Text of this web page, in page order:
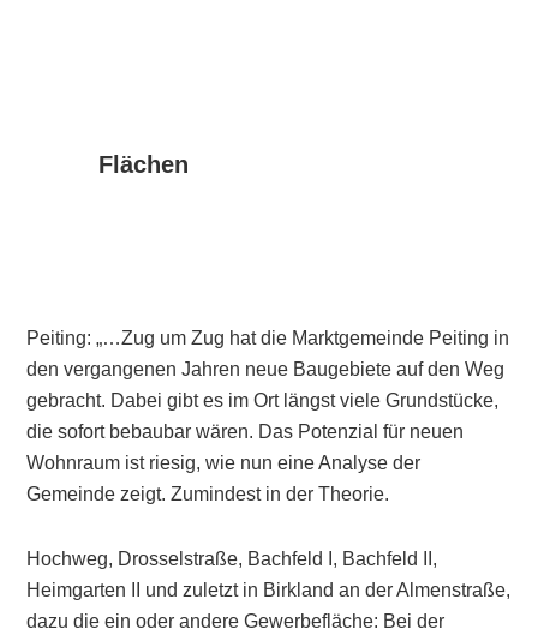
Flächen
Peiting: „…Zug um Zug hat die Marktgemeinde Peiting in
den vergangenen Jahren neue Baugebiete auf den Weg
gebracht. Dabei gibt es im Ort längst viele Grundstücke,
die sofort bebaubar wären. Das Potenzial für neuen
Wohnraum ist riesig, wie nun eine Analyse der
Gemeinde zeigt. Zumindest in der Theorie.
Hochweg, Drosselstraße, Bachfeld I, Bachfeld II,
Heimgarten II und zuletzt in Birkland an der Almenstraße,
dazu die ein oder andere Gewerbefläche: Bei der